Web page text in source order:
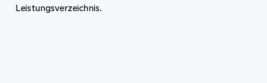
Leistungsverzeichnis.